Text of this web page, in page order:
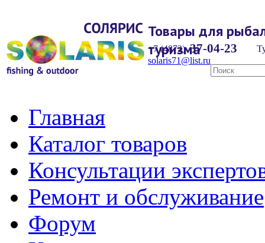
Товары для
туризма
+7 (4872) 37-04-23
solaris71@list.ru
Главная
Каталог товаров
Консультации
Ремонт и обслуживание
Форум